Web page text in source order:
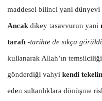
maddesel bilinci yani dünyevi
Ancakdikey tasavvurun yani
tarafı -tarihte de sıkça
kullanarak Allah’ın
gönderdiği vahyi kendi
eden sultanlıklara dönüşme